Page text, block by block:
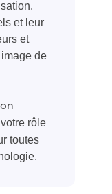
et leur
et
de
rôle
toutes